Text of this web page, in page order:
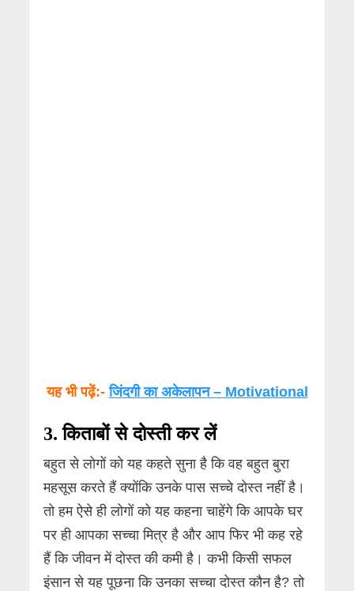
यह भी पढ़ें:-जिंदगी का अकेलापन – Motivational
3.किताबों से दोस्ती कर लें
बहुत से लोगों को यह कहते सुना है कि वह बहुत बुरा
महसूस करते हैं क्योंकि उनके पास सच्चे दोस्त नहीं है।
तो हम ऐसे ही लोगों को यह कहना चाहेंगे कि आपके घर
पर ही आपका सच्चा मित्र है और आप फिर भी कह रहे
हैं कि जीवन में दोस्त की कमी है। कभी किसी सफल
इंसान से यह पूछना कि उनका सच्चा दोस्त कौन है? तो